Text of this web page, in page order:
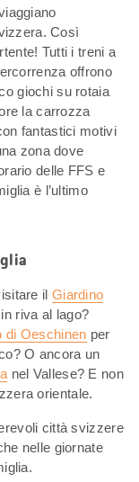
Così
Tutti i treni a
offrono
giochi su rotaia
la carrozza
fantastici motivi
zona dove
delle FFS e
è l’ultimo
il Giardino
riva al lago?
di Oeschinen per
O ancora un
nel Vallese? E non
orientale.
città svizzere
nelle giornate